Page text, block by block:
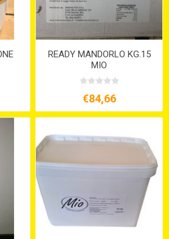
READY MANDORLO KG.15
MIO
€84,66